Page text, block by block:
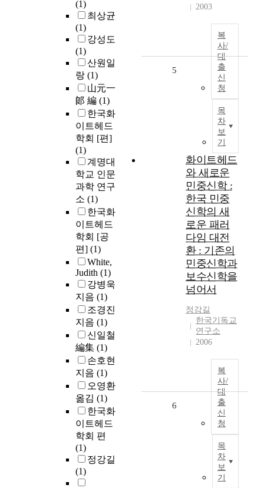
(1)
최상균
(1)
강성도
(1)
산원일
랑 (1)
山元一
郞 編 (1)
한국화
이트헤드
학회 [편]
(1)
계명대
학교 인문
과학 연구
소 (1)
한국화
이트헤드
학회 [공
편] (1)
White,
Judith (1)
강병욱
지음 (1)
조경진
지음 (1)
신일철
編集 (1)
손호현
지음 (1)
오영환
옮김 (1)
한국화
이트헤드
학회 편
(1)
정강길
(1)
2003
복
사/
대
출
신
청
목
차
보
기
5
화이트헤드
와 새로운
민중신학 :
한국 민중
신학의 새
로운 패러
다임 대전
환 : 기존의
민중신학과
보수신학을
넘어서
정강길
한국기독교
연구소
2006
복
사/
대
출
신
청
목
차
보
기
6